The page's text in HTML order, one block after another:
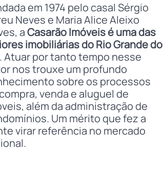
em 1974 pelo casal Sérgio
Neves e Maria Alice Aleixo
aCasarão Imóveis é uma das
imobiliárias do Rio Grande do
. Atuar por tanto tempo nesse
nos trouxe um profundo
sobre os processos
venda e aluguel de
além da administração de
Um mérito que fez a
virar referência no mercado